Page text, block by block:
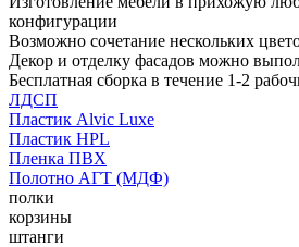
конфигурации
Возможно сочетание нескольких
Декор и отделку фасадов можно
Бесплатная сборка в течение 1-2
ЛДСП
Пластик Alvic Luxe
Пластик HPL
Пленка ПВХ
Полотно АГТ (МДФ)
полки
корзины
штанги